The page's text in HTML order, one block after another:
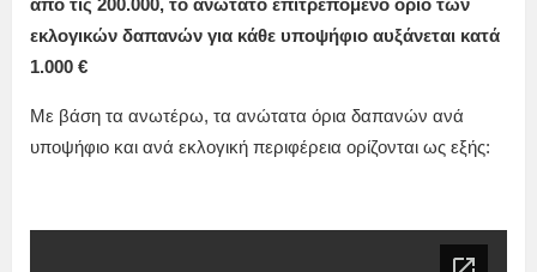
από τις 200.000, το ανώτατο επιτρεπόμενο όριο των
εκλογικών δαπανών για κάθε υποψήφιο αυξάνεται κατά
1.000 €
Με βάση τα ανωτέρω, τα ανώτατα όρια δαπανών ανά
υποψήφιο και ανά εκλογική περιφέρεια ορίζονται ως εξής: